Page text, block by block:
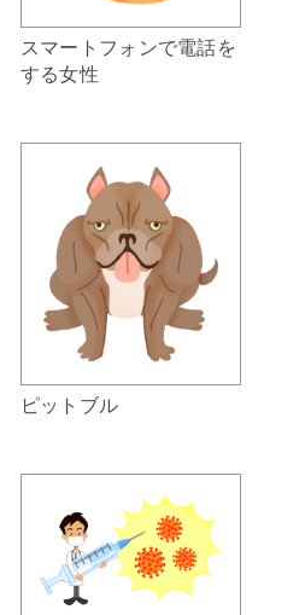
スマートフォンで電話を
する女性
ピットブル